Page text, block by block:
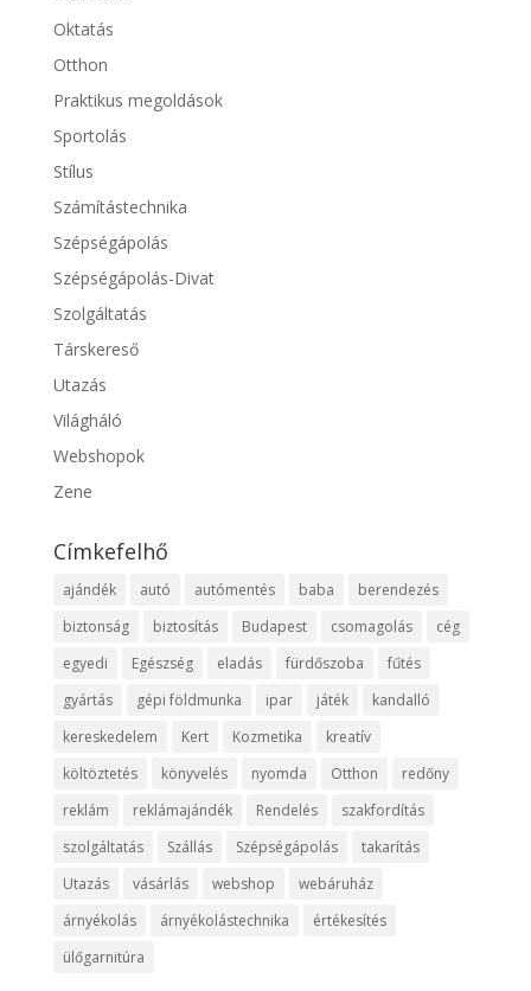
Oktatás
Otthon
Praktikus megoldások
Sportolás
Stílus
Számítástechnika
Szépségápolás
Szépségápolás-Divat
Szolgáltatás
Társkereső
Utazás
Világháló
Webshopok
Zene
Címkefelhő
ajándék autó autómentés baba
berendezés
biztonság
biztosítás Budapest csomagolás
cég
egyedi
Egészség eladás fürdőszoba
fűtés
gyártás
gépi földmunka ipar játék
kandalló
kereskedelem
Kert Kozmetika
kreatív
költöztetés
könyvelés nyomda Otthon
redőny
reklám
reklámajándék Rendelés
szakfordítás
szolgáltatás
Szállás Szépségápolás
takarítás
Utazás
vásárlás webshop
webáruház
árnyékolás
árnyékolástechnika
értékesítés
ülőgarnitúra